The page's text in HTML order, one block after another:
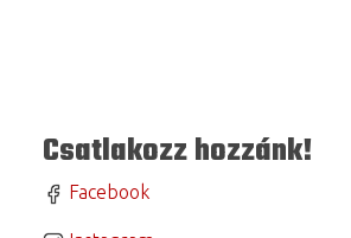
Csatlakozz hozzánk!
Facebook